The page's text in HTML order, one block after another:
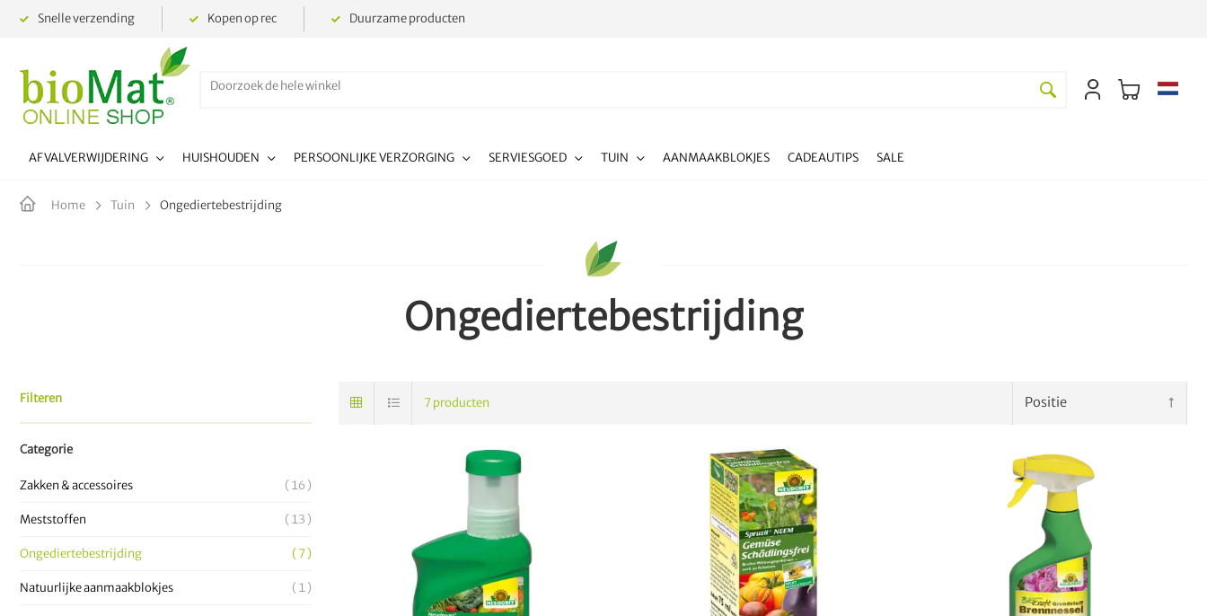
Snelle verzending Kopen op rec Duurzame producten
AFVALVERWIJDERING HUISHOUDEN PERSOONLIJKE VERZORGING SERVIESGOED TUIN AANMAAKBLOKJES CADEAUTIPS SALE
Home Tuin Ongediertebestrijding
Ongediertebestrijding
7producten
Filteren
Categorie
Zakken & accessoires 16
Meststoffen 13
Ongediertebestrijding 7
Natuurlijke aanmaakblokjes 1